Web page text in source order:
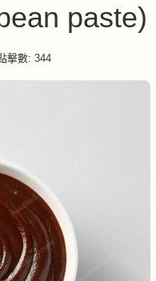
paste)
擊數: 344